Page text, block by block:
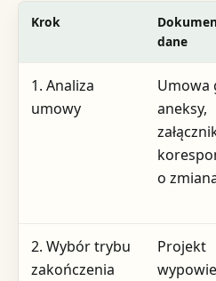
Krok
dane
1. Analiza
umowy
Umowa
aneksy,
o
2. Wybór trybu
zakończenia
Projekt